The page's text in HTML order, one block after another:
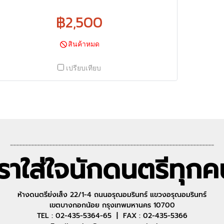
฿2,500
สินค้าหมด
เปรียบเทียบ
--------------------------------------------------------------------
าใส่ใจนักดนตรีทุก
ห้างดนตรีย่งเส็ง 22/1-4 ถนนอรุณอมรินทร์ แขวงอรุณอมรินทร์
เขตบางกอกน้อย กรุงเทพมหานคร 10700
TEL : 02-435-5364-65 | FAX : 02-435-5366